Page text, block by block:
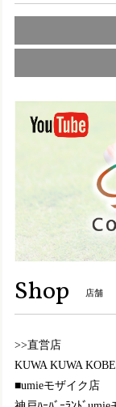
オ
がとうございま
(^^)❤️ デザイン
せやすそうで大
を履いて出かけ
際も、どうぞ宜
Shop 店舗
>>直営店
KUWA KUWA KOBE
■umieモザイク店